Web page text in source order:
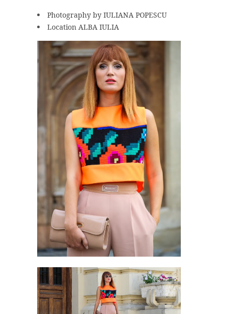
Photography by IULIANA POPESCU
Location ALBA IULIA